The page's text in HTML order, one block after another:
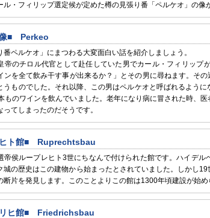
ル・フィリップ選定候が定めた樽の見張り番「ペルケオ」の像
■ Perkeo
番ペルケオ」にまつわる大変面白い話を紹介しましょう。
帝のチロル代官として赴任していた男でカール・フィリッ
ンを全て飲み干す事が出来るか？」とその男に尋ねます。
うものでした。それ以降、この男はペルケオと呼ばれるよう
ものワインを飲んでいました。老年になり病に冒された時、
ってしまったのだそうです。
ト館■ Ruprechtsbau
帝侯ループレヒト3世にちなんで付けられた館です。ハイデ
城の歴史はこの建物から始まったとされていました。しかし
断片を発見します。このことよりこの館は1300年頃建設が始め
リヒ館■ Friedrichsbau